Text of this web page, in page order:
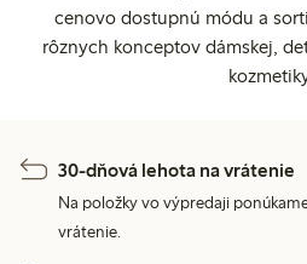
cenovo dostupnú módu a
rôznych konceptov dámskej,
30-dňová lehota na vrátenie
Na položky vo výpredaji
vrátenie.